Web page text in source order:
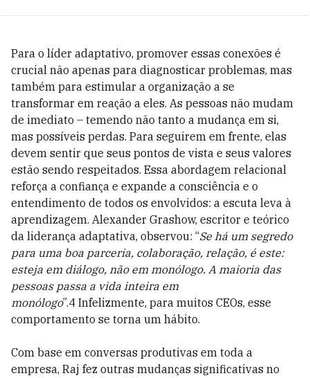
Para o líder adaptativo, promover essas conexões é
crucial não apenas para diagnosticar problemas, mas
também para estimular a organização a se
transformar em reação a eles. As pessoas não mudam
de imediato – temendo não tanto a mudança em si,
mas possíveis perdas. Para seguirem em frente, elas
devem sentir que seus pontos de vista e seus valores
estão sendo respeitados. Essa abordagem relacional
reforça a confiança e expande a consciência e o
entendimento de todos os envolvidos: a escuta leva à
aprendizagem. Alexander Grashow, escritor e teórico
da liderança adaptativa, observou: “Se há um segredo
para uma boa parceria, colaboração, relação, é este:
esteja em diálogo, não em monólogo. A maioria das
pessoas passa a vida inteira em
monólogo”.4 Infelizmente, para muitos CEOs, esse
comportamento se torna um hábito.
Com base em conversas produtivas em toda a
empresa, Raj fez outras mudanças significativas no